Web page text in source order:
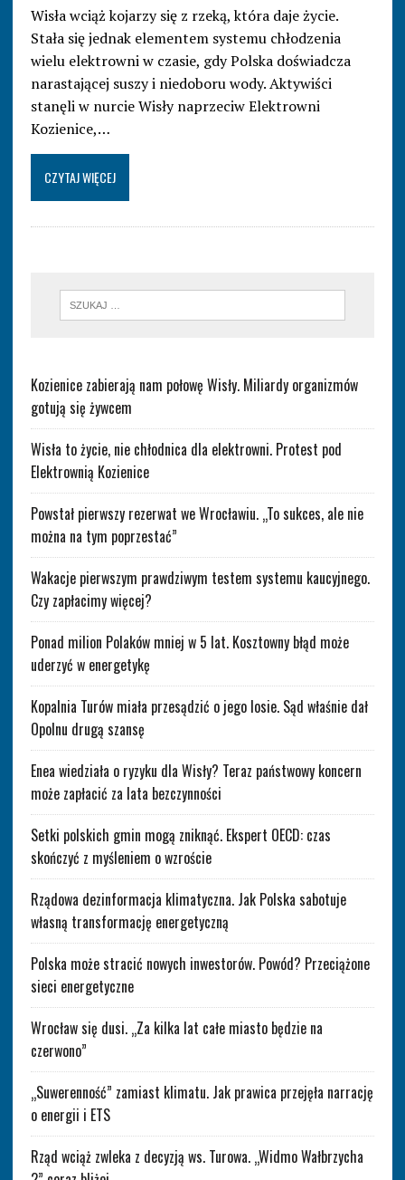
Wisła wciąż kojarzy się z rzeką, która daje życie.
Stała się jednak elementem systemu chłodzenia
wielu elektrowni w czasie, gdy Polska doświadcza
narastającej suszy i niedoboru wody. Aktywiści
stanęli w nurcie Wisły naprzeciw Elektrowni
Kozienice,…
CZYTAJ WIĘCEJ
Kozienice zabierają nam połowę Wisły. Miliardy organizmów
gotują się żywcem
Wisła to życie, nie chłodnica dla elektrowni. Protest pod
Elektrownią Kozienice
Powstał pierwszy rezerwat we Wrocławiu. „To sukces, ale nie
można na tym poprzestać”
Wakacje pierwszym prawdziwym testem systemu kaucyjnego.
Czy zapłacimy więcej?
Ponad milion Polaków mniej w 5 lat. Kosztowny błąd może
uderzyć w energetykę
Kopalnia Turów miała przesądzić o jego losie. Sąd właśnie dał
Opolnu drugą szansę
Enea wiedziała o ryzyku dla Wisły? Teraz państwowy koncern
może zapłacić za lata bezczynności
Setki polskich gmin mogą zniknąć. Ekspert OECD: czas
skończyć z myśleniem o wzroście
Rządowa dezinformacja klimatyczna. Jak Polska sabotuje
własną transformację energetyczną
Polska może stracić nowych inwestorów. Powód? Przeciążone
sieci energetyczne
Wrocław się dusi. „Za kilka lat całe miasto będzie na
czerwono”
„Suwerenność” zamiast klimatu. Jak prawica przejęła narrację
o energii i ETS
Rząd wciąż zwleka z decyzją ws. Turowa. „Widmo Wałbrzycha